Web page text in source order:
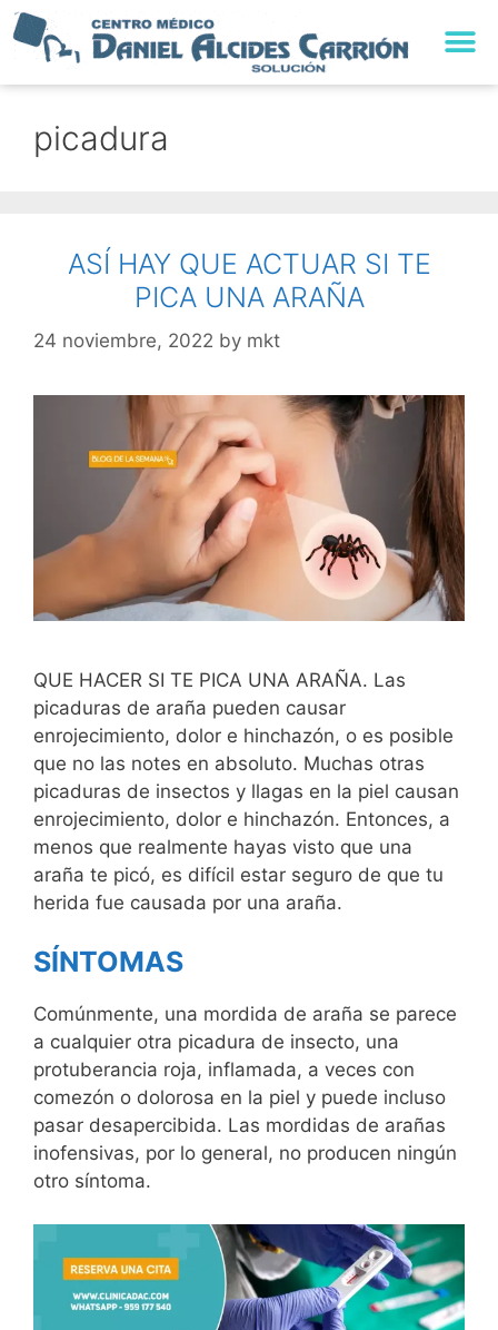
picadura
ASÍ HAY QUE ACTUAR SI TE
PICA UNA ARAÑA
24 noviembre, 2022 by mkt
QUE HACER SI TE PICA UNA ARAÑA. Las
picaduras de araña pueden causar
enrojecimiento, dolor e hinchazón, o es posible
que no las notes en absoluto. Muchas otras
picaduras de insectos y llagas en la piel causan
enrojecimiento, dolor e hinchazón. Entonces, a
menos que realmente hayas visto que una
araña te picó, es difícil estar seguro de que tu
herida fue causada por una araña.
SÍNTOMAS
Comúnmente, una mordida de araña se parece
a cualquier otra picadura de insecto, una
protuberancia roja, inflamada, a veces con
comezón o dolorosa en la piel y puede incluso
pasar desapercibida. Las mordidas de arañas
inofensivas, por lo general, no producen ningún
otro síntoma.